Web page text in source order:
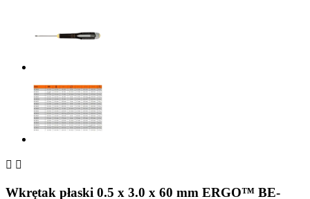
 
Wkrętak płaski 0.5 x 3.0 x 60 mm ERGO™ BE-